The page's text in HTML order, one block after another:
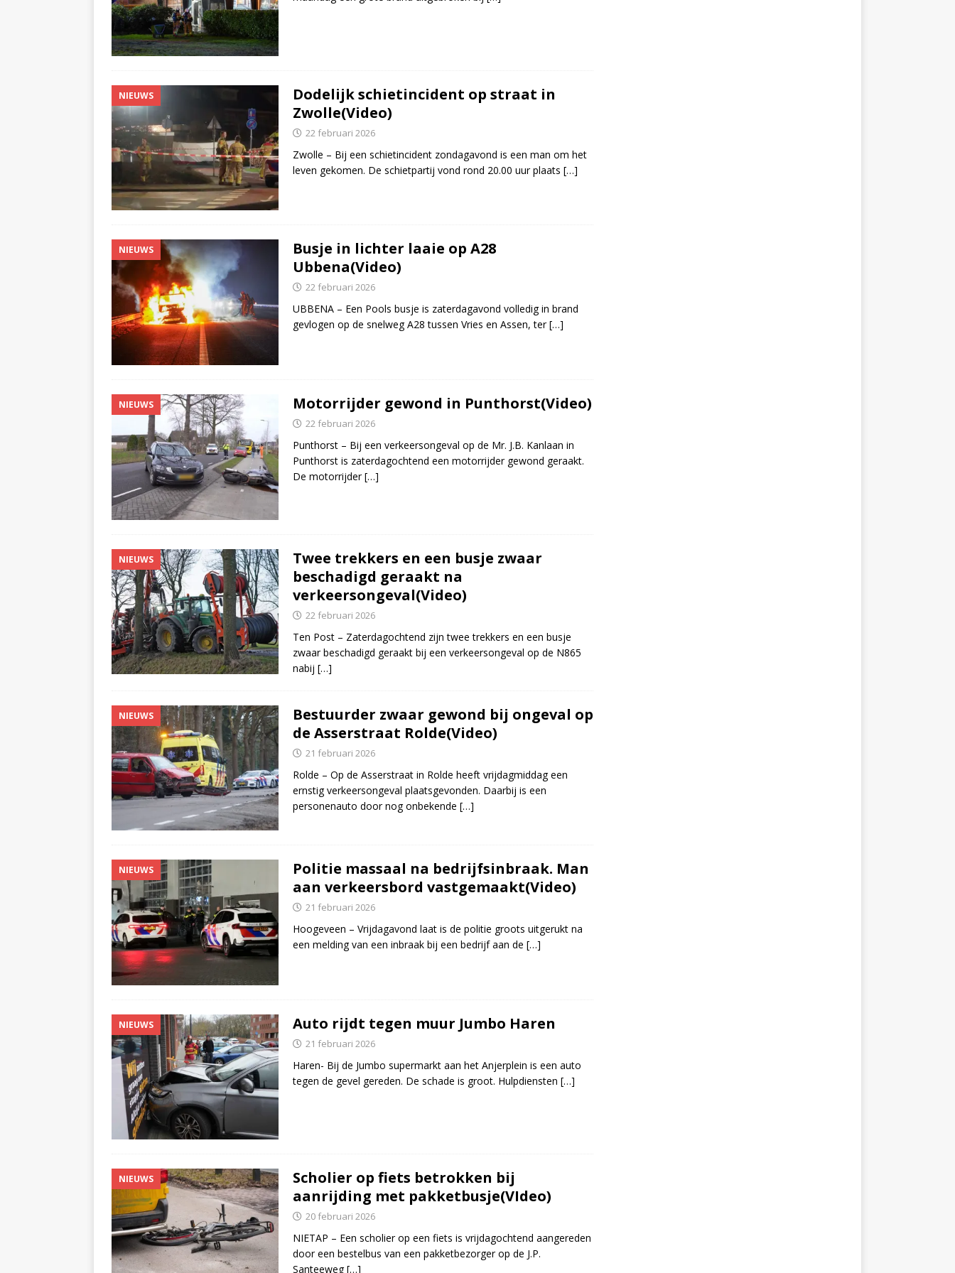
NIEUWS
Dodelijk schietincident op straat in
Zwolle(Video)
22 februari 2026
Zwolle – Bij een schietincident zondagavond is een man om het
leven gekomen. De schietpartij vond rond 20.00 uur plaats […]
NIEUWS
Busje in lichter laaie op A28
Ubbena(Video)
22 februari 2026
UBBENA – Een Pools busje is zaterdagavond volledig in brand
gevlogen op de snelweg A28 tussen Vries en Assen, ter[…]
NIEUWS Motorrijder gewond in Punthorst(Video)
22 februari 2026
Punthorst – Bij een verkeersongeval op de Mr. J.B. Kanlaan in
Punthorst is zaterdagochtend een motorrijder gewond geraakt.
De motorrijder[…]
NIEUWS
Twee trekkers en een busje zwaar
beschadigd geraakt na
verkeersongeval(Video)
22 februari 2026
Ten Post – Zaterdagochtend zijn twee trekkers en een busje
zwaar beschadigd geraakt bij een verkeersongeval op de N865
nabij […]
NIEUWS
Bestuurder zwaar gewond bij ongeval op
de Asserstraat Rolde(Video)
21 februari 2026
Rolde – Op de Asserstraat in Rolde heeft vrijdagmiddag een
ernstig verkeersongeval plaatsgevonden. Daarbij is een
personenauto door nog onbekende […]
NIEUWS
Politie massaal na bedrijfsinbraak. Man
aan verkeersbord vastgemaakt(Video)
21 februari 2026
Hoogeveen – Vrijdagavond laat is de politie groots uitgerukt na
een melding van een inbraak bij een bedrijf aan de […]
NIEUWS Auto rijdt tegen muur Jumbo Haren
21 februari 2026
Haren- Bij de Jumbo supermarkt aan het Anjerplein is een auto
tegen de gevel gereden. De schade is groot. Hulpdiensten […]
NIEUWS
Scholier op fiets betrokken bij
aanrijding met pakketbusje(VIdeo)
20 februari 2026
NIETAP – Een scholier op een fiets is vrijdagochtend aangereden
door een bestelbus van een pakketbezorger op de J.P.
Santeeweg[…]